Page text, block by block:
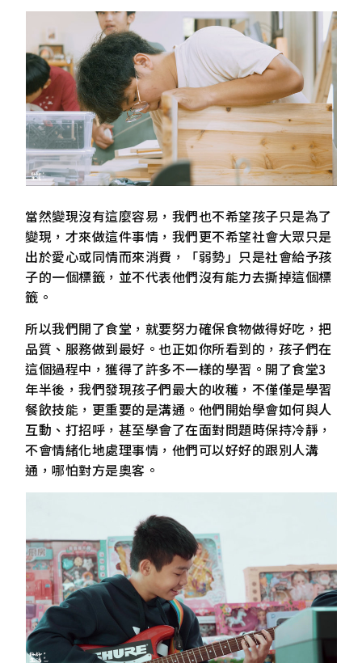
當然變現沒有這麼容易，我們也不希望孩子只是為了
變現，才來做這件事情，我們更不希望社會大眾只是
出於愛心或同情而來消費，「弱勢」只是社會給予孩
子的一個標籤，並不代表他們沒有能力去撕掉這個標
籤。
所以我們開了食堂，就要努力確保食物做得好吃，把
品質、服務做到最好。也正如你所看到的，孩子們在
這個過程中，獲得了許多不一樣的學習。開了食堂3
年半後，我們發現孩子們最大的收穫，不僅僅是學習
餐飲技能，更重要的是溝通。他們開始學會如何與人
互動、打招呼，甚至學會了在面對問題時保持冷靜，
不會情緒化地處理事情，他們可以好好的跟別人溝
通，哪怕對方是奧客。